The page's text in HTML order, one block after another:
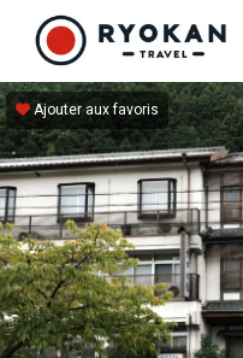
Vivez l'expérience authentique
Ajouter aux favoris